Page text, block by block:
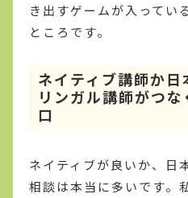
き出すゲームが入ってい
ところです。
ネイティブ講師か日
リンガル講師がつ
口
ネイティブが良いか、日
相談は本当に多いです。